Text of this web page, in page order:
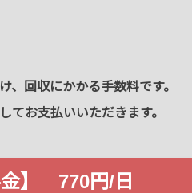
、回収にかかる手数料です。
てお支払いいただきます。
金】 770円/日